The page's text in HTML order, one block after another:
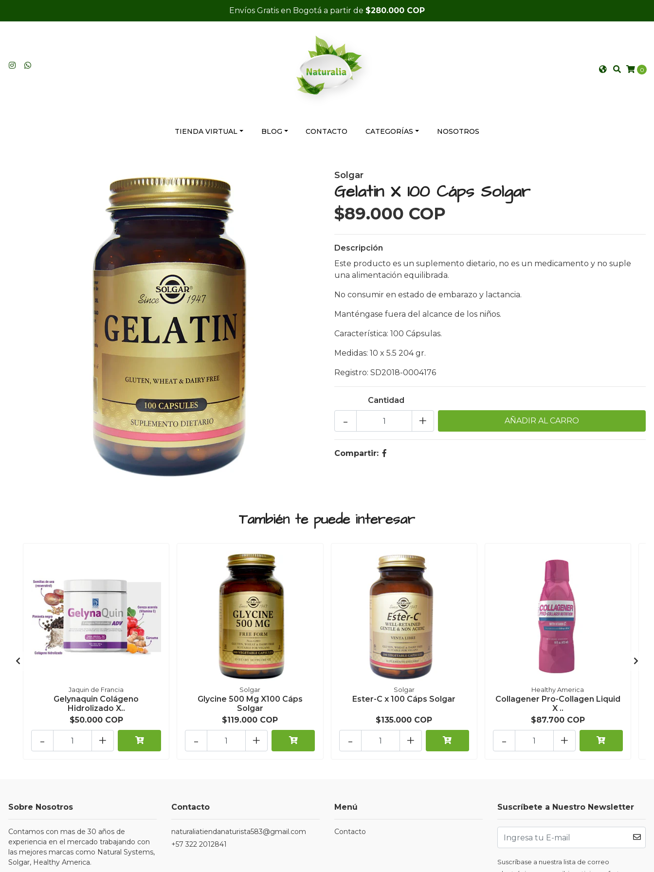
Envíos Gratis en Bogotá a partir de $280.000 COP
0
TIENDA VIRTUAL BLOG CONTACTO CATEGORÍAS NOSOTROS
Solgar
Gelatin X 100 Cáps Solgar
$89.000 COP
Descripción
Este producto es un suplemento dietario, no es un medicamento y no suple
una alimentación equilibrada.
No consumir en estado de embarazo y lactancia.
Manténgase fuera del alcance de los niños.
Característica: 100 Cápsulas.
Medidas: 10 x 5.5 204 gr.
Registro: SD2018-0004176
Cantidad
+
-
Compartir:
También te puede interesar
Jaquin de Francia
Gelynaquin Colágeno
Hidrolizado X..
$50.000 COP
+
-
Solgar
Glycine 500 Mg X100 Cáps
Solgar
$119.000 COP
+
-
Solgar
Ester-C x 100 Cáps Solgar
$135.000 COP
+
-
Healthy America
Collagener Pro-Collagen Liquid
X ..
$87.700 COP
+
-
Sobre Nosotros
Contamos con mas de 30 años de
experiencia en el mercado trabajando con
las mejores marcas como Natural Systems,
Solgar, Healthy America.
Contacto
naturaliatiendanaturista583@gmail.com
+57 322 2012841
Menú
Contacto
Suscríbete a Nuestro Newsletter
Suscríbase a nuestra lista de correo